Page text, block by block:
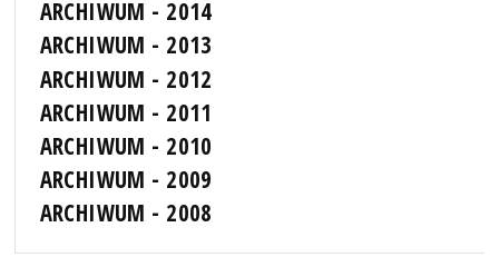
ARCHIWUM - 2014
ARCHIWUM - 2013
ARCHIWUM - 2012
ARCHIWUM - 2011
ARCHIWUM - 2010
ARCHIWUM - 2009
ARCHIWUM - 2008